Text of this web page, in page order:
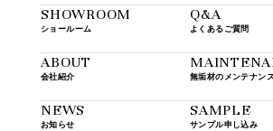
SHOWROOM
ショールーム
Q&A
よくあるご質問
ABOUT
会社紹介 無垢材のメンテナン
NEWS
お知らせ
SAMPLE
サンプル申し込み